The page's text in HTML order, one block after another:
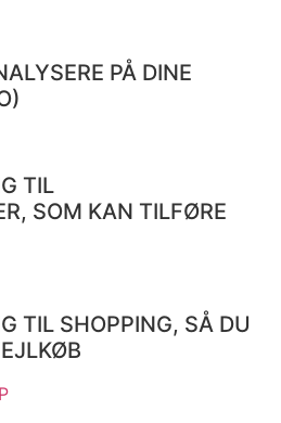
PÅ DINE
TIL
SOM KAN TILFØRE
TIL SHOPPING, SÅ DU